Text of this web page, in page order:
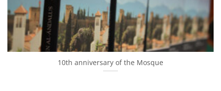
10th anniversary of the Mosque